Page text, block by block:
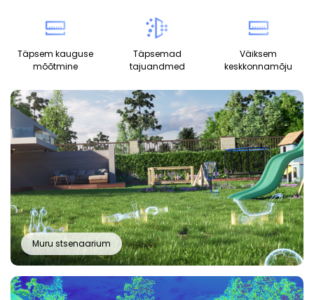
Täpsem kauguse
mõõtmine
Täpsemad
tajuandmed
Väiksem
keskkonnamõju
Muru stsenaarium